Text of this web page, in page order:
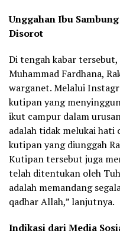
Unggahan Ibu
Disorot
Di tengah kabar
Muhammad Fardhana,
warganet. Melalui
kutipan yang
ikut campur dalam
adalah tidak melukai hati
kutipan yang diunggah
Kutipan tersebut juga
telah ditentukan oleh
adalah memandang
qadhar Allah,” lanjutnya.
Indikasi dari Media